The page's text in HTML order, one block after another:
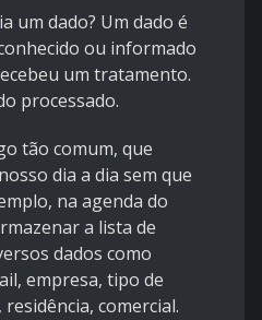
um dado? Um dado é
ou informado
um tratamento.
processado.
tão comum, que
dia a dia sem que
na agenda do
a lista de
dados como
empresa, tipo de
comercial.